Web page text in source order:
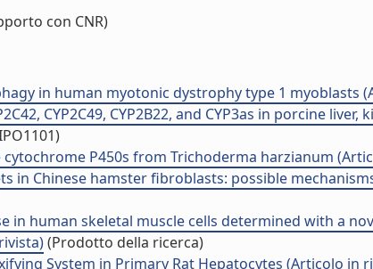
con CNR)
in human myotonic dystrophy type 1 myoblasts
CYP2C49, CYP2B22, and CYP3as in porcine
P450s from Trichoderma harzianum
Chinese hamster fibroblasts: possible
human skeletal muscle cells determined with a
(Prodotto della ricerca)
System in Primary Rat Hepatocytes (Articolo in